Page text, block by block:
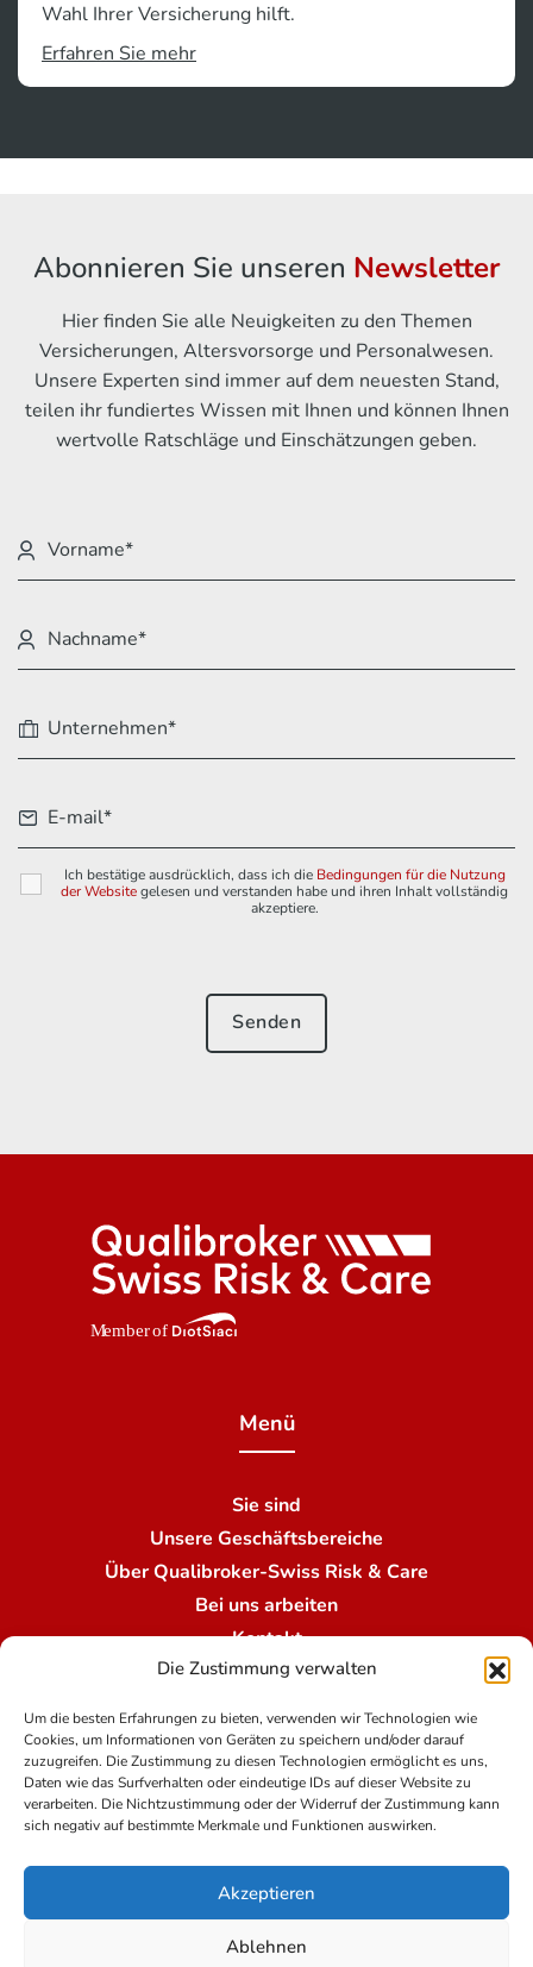
Die Zustimmung verwalten
Um die besten Erfahrungen zu bieten, verwenden wir Technologien wie
Cookies, um Informationen von Geräten zu speichern und/oder darauf
zuzugreifen. Die Zustimmung zu diesen Technologien ermöglicht es uns,
Daten wie das Surfverhalten oder eindeutige IDs auf dieser Website zu
verarbeiten. Die Nichtzustimmung oder der Widerruf der Zustimmung kann
sich negativ auf bestimmte Merkmale und Funktionen auswirken.
Akzeptieren
Ablehnen
Wahl Ihrer Versicherung hilft.
Erfahren Sie mehr
Abonnieren Sie unseren Newsletter
Hier finden Sie alle Neuigkeiten zu den Themen
Versicherungen, Altersvorsorge und Personalwesen.
Unsere Experten sind immer auf dem neuesten Stand,
teilen ihr fundiertes Wissen mit Ihnen und können Ihnen
wertvolle Ratschläge und Einschätzungen geben.
Ich bestätige ausdrücklich, dass ich die Bedingungen für die Nutzung
der Websitegelesen und verstanden habe und ihren Inhalt vollständig
akzeptiere.
Menü
Sie sind
Unsere Geschäftsbereiche
Über Qualibroker-Swiss Risk & Care
Bei uns arbeiten
Kontakt
Unsere Niederlassungen
Nutzungsbedingungen
Rechtshinweise
Die Datenschutzpolitik bei Qualibroker-Swiss Risk
& Care
Impressum